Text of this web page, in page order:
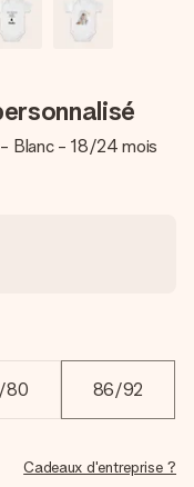
Blanc - 18/24 mois
80 86/92
Cadeaux d'entreprise ?